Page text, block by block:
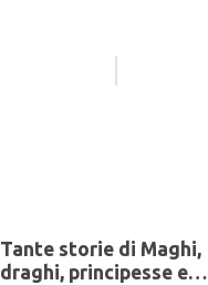
Tante storie di Maghi,
draghi, principesse e…